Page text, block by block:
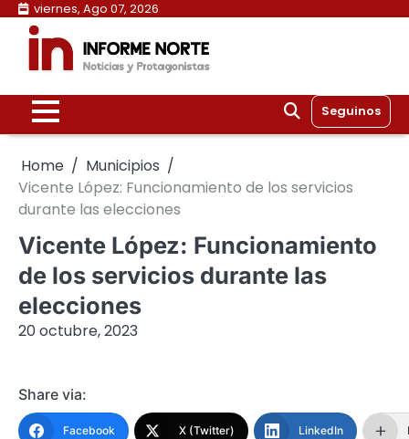
Skip
content
viernes, Ago 07, 2026
Seguinos
Home
Municipios
Vicente López: Funcionamiento de los servicios
durante las elecciones
Vicente López: Funcionamiento
de los servicios durante las
elecciones
20 octubre, 2023
Share via:
Facebook X (Twitter) LinkedIn